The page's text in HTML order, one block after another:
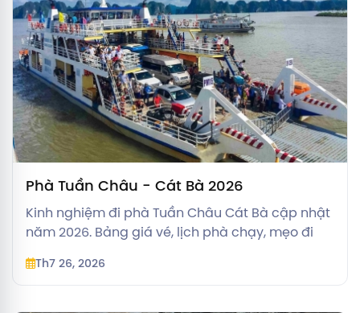
Phà Tuần Châu - Cát Bà 2026
Kinh nghiệm đi phà Tuần Châu Cát Bà cập nhật
năm 2026. Bảng giá vé, lịch phà chạy, mẹo đi
Đồng Bài
Th7 26, 2026